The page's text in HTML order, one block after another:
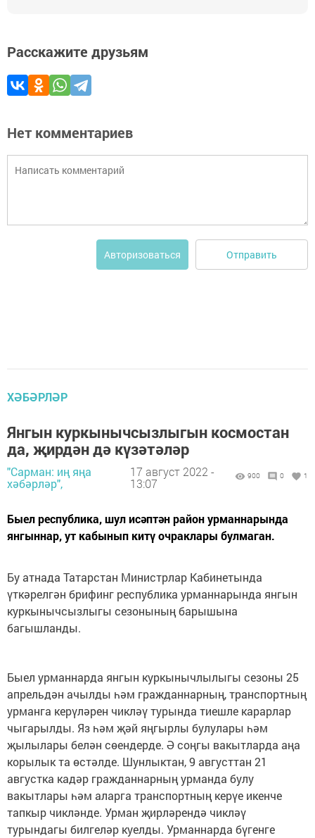
Расскажите друзьям
Нет комментариев
Авторизоваться Отправить
ХӘБӘРЛӘР
Янгын куркынычсызлыгын космостан
да, җирдән дә күзәтәләр
"Сарман: иң яңа
хәбәрләр",
17 август 2022 -
13:07
900 0 1
Быел республика, шул исәптән район урманнарында
янгыннар, ут кабынып китү очраклары булмаган.
Бу атнада Татарстан Министрлар Кабинетында
үткәрелгән брифинг республика урманнарында янгын
куркынычсызлыгы сезонының барышына
багышланды.
Быел урманнарда янгын куркынычлылыгы сезоны 25
апрельдән ачылды һәм гражданнарның, транспортның
урманга керүләрен чикләү турында тиешле карарлар
чыгарылды. Яз һәм җәй яңгырлы булулары һәм
җылылары белән сөендерде. Ә соңгы вакытларда аңа
корылык та өстәлде. Шунлыктан, 9 августтан 21
августка кадәр гражданнарның урманда булу
вакытлары һәм аларга транспортның керүе икенче
тапкыр чикләнде. Урман җирләрендә чикләү
турындагы билгеләр куелды. Урманнарда бүгенге